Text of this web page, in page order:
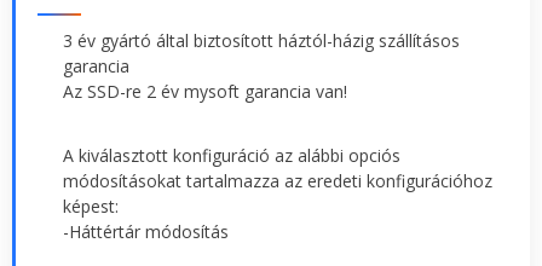
3 év gyártó által biztosított háztól-házig szállításos
garancia
Az SSD-re 2 év mysoft garancia van!
A kiválasztott konfiguráció az alábbi opciós
módosításokat tartalmazza az eredeti konfigurációhoz
képest:
-Háttértár módosítás